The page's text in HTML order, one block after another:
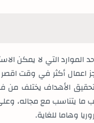
التي لا يمكن
اعمال أكثر في وقت
الأهداف يختلف من
ما يتناسب مع مجاله،
وهاما للغاية.